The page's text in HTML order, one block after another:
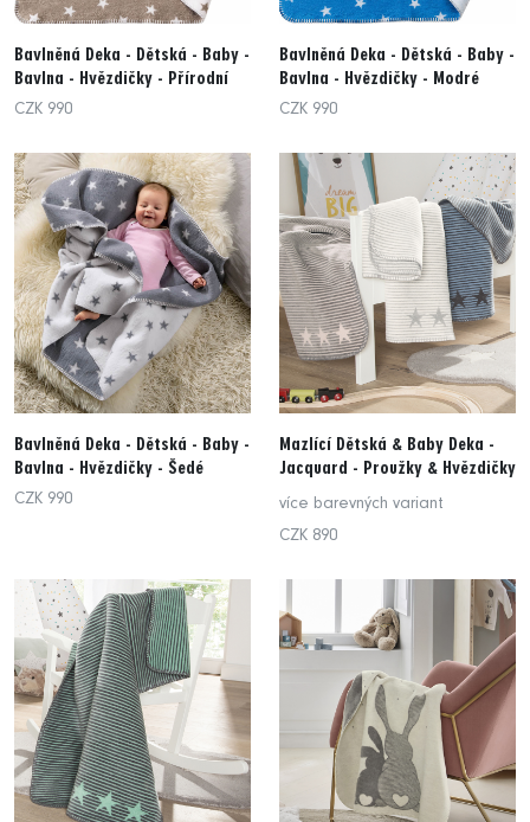
Bavlněná Deka - Dětská - Baby -
Bavlna - Hvězdičky - Přírodní
CZK 990
Bavlněná Deka - Dětská - Baby -
Bavlna - Hvězdičky - Modré
CZK 990
Bavlněná Deka - Dětská - Baby -
Bavlna - Hvězdičky - Šedé
CZK 990
Mazlící Dětská & Baby Deka -
Jacquard - Proužky & Hvězdičky
více barevných variant
CZK 890